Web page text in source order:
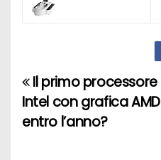
N
a
Il primo processore
Intel con grafica AMD
entro l’anno?